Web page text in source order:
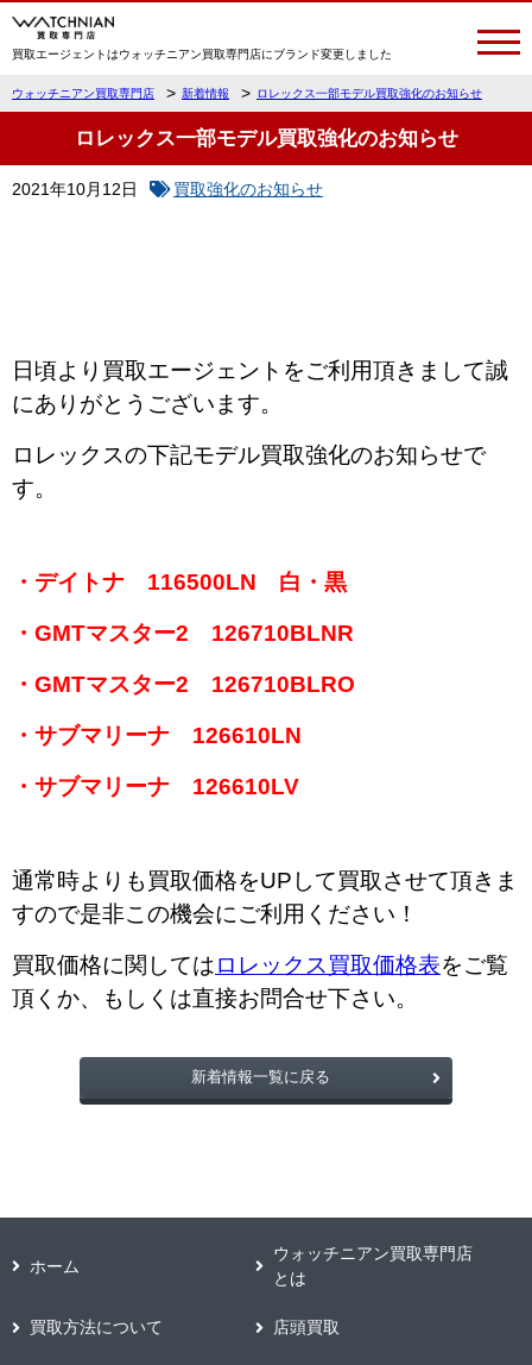
買取エージェントはウォッチニアン買取専門店にブランド変更しました
ウォッチニアン買取専門店 > 新着情報 > ロレックス一部モデル買取強化のお知らせ
ロレックス一部モデル買取強化のお知らせ
2021年10月12日 買取強化のお知らせ
日頃より買取エージェントをご利用頂きまして誠
にありがとうございます。
ロレックスの下記モデル買取強化のお知らせで
す。
・デイトナ 116500LN 白・黒
・GMTマスター2 126710BLNR
・GMTマスター2 126710BLRO
・サブマリーナ 126610LN
・サブマリーナ 126610LV
通常時よりも買取価格をUPして買取させて頂きま
すので是非この機会にご利用ください！
買取価格に関してはロレックス買取価格表をご覧
頂くか、もしくは直接お問合せ下さい。
新着情報一覧に戻る
ホーム
ウォッチニアン買取専門店
とは
買取方法について 店頭買取